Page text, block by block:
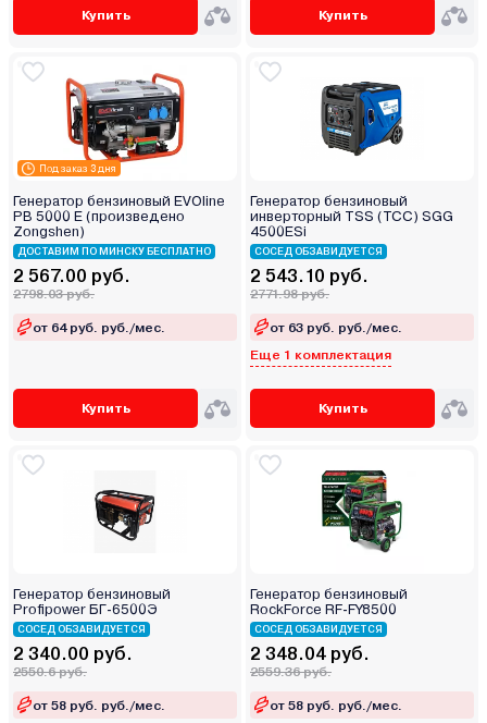
Купить Купить
Под заказ 3 дня
Генератор бензиновый EVOline
PB 5000 E (произведено
Zongshen)
ДОСТАВИМ ПО МИНСКУ БЕСПЛАТНО
2 567.00 руб.
2798.03 руб.
от 64 руб. руб./мес.
Купить
Генератор бензиновый
инверторный TSS (ТСС) SGG
4500ESi
СОСЕД ОБЗАВИДУЕТСЯ
2 543.10 руб.
2771.98 руб.
от 63 руб. руб./мес.
Еще 1 комплектация
Купить
Генератор бензиновый
Profipower БГ-6500Э
СОСЕД ОБЗАВИДУЕТСЯ
2 340.00 руб.
2550.6 руб.
от 58 руб. руб./мес.
Генератор бензиновый
RockForce RF-FY8500
СОСЕД ОБЗАВИДУЕТСЯ
2 348.04 руб.
2559.36 руб.
от 58 руб. руб./мес.